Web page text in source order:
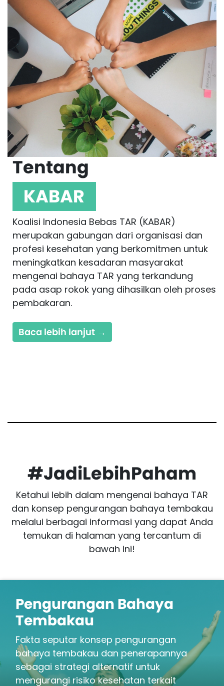
Tentang
KABAR
Koalisi Indonesia Bebas TAR (KABAR)
merupakan gabungan dari organisasi dan
profesi kesehatan yang berkomitmen untuk
meningkatkan kesadaran masyarakat
mengenai bahaya TAR yang terkandung
pada asap rokok yang dihasilkan oleh proses
pembakaran.
Baca lebih lanjut →
#JadiLebihPaham
Ketahui lebih dalam mengenai bahaya TAR
dan konsep pengurangan bahaya tembakau
melalui berbagai informasi yang dapat Anda
temukan di halaman yang tercantum di
bawah ini!
Pengurangan Bahaya
Tembakau
Fakta seputar konsep pengurangan
bahaya tembakau dan penerapannya
sebagai strategi alternatif untuk
mengurangi risiko kesehatan terkait